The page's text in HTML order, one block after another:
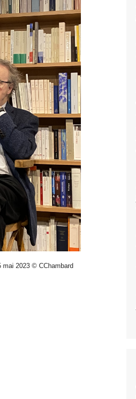
mai 2023 © CChambard